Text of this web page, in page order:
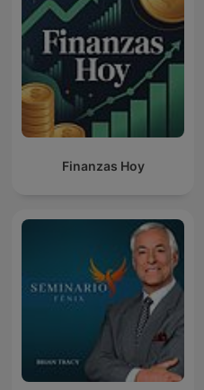
Finanzas Hoy